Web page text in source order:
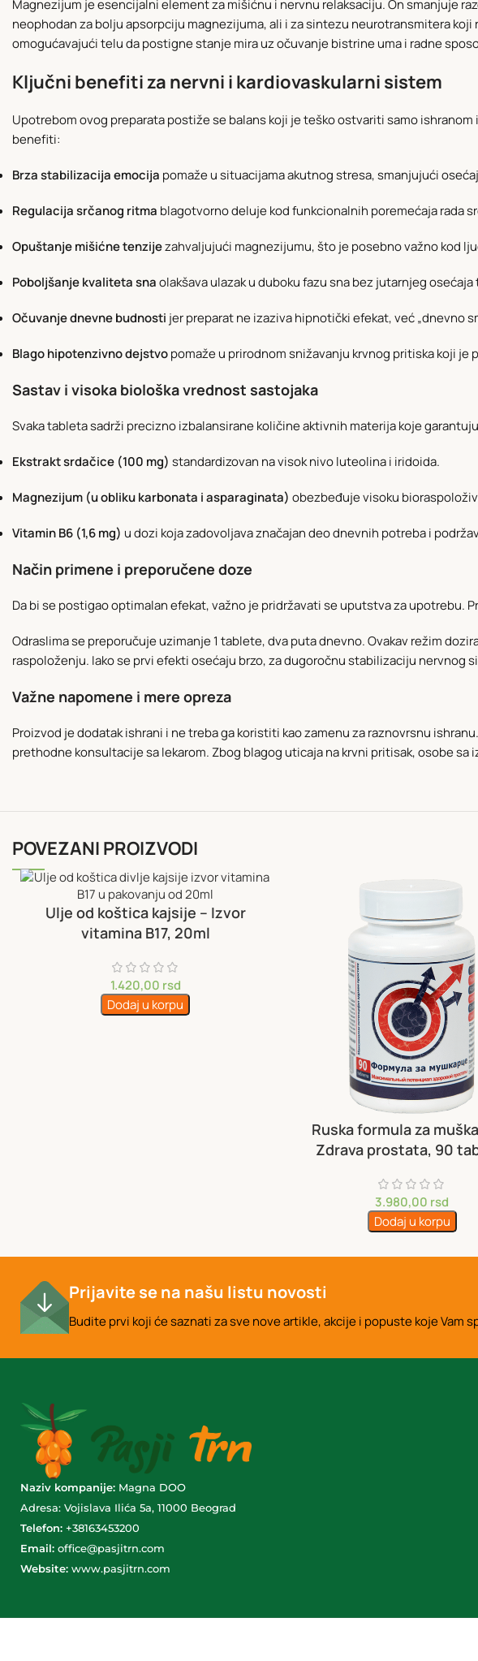
Magnezijum je esencijalni element za mišićnu i nervnu relaksaciju. On smanjuje
neophodan za bolju apsorpciju magnezijuma, ali i za sintezu neurotransmitera
omogućavajući telu da postigne stanje mira uz očuvanje bistrine uma i radne
Ključni benefiti za nervni i kardiovaskularni sistem
Upotrebom ovog preparata postiže se balans koji je teško ostvariti samo
benefiti:
Brza stabilizacija emocija pomaže u situacijama akutnog stresa, smanjujući
Regulacija srčanog ritma blagotvorno deluje kod funkcionalnih poremećaja rada
Opuštanje mišićne tenzijezahvaljujući magnezijumu, što je posebno važno kod
Poboljšanje kvaliteta snaolakšava ulazak u duboku fazu sna bez jutarnjeg
Očuvanje dnevne budnosti jer preparat ne izaziva hipnotički efekat, već „dnevno
Blago hipotenzivno dejstvopomaže u prirodnom snižavanju krvnog pritiska koji je
Sastav i visoka biološka vrednost sastojaka
Svaka tableta sadrži precizno izbalansirane količine aktivnih materija koje
Ekstrakt srdačice (100 mg) standardizovan na visok nivo luteolina i iridoida.
Magnezijum (u obliku karbonata i asparaginata) obezbeđuje visoku
Vitamin B6 (1,6 mg) u dozi koja zadovoljava značajan deo dnevnih potreba i
Način primene i preporučene doze
Da bi se postigao optimalan efekat, važno je pridržavati se uputstva za upotrebu.
Odraslima se preporučuje uzimanje 1 tablete, dva puta dnevno. Ovakav režim
raspoloženju. Iako se prvi efekti osećaju brzo, za dugoročnu stabilizaciju
Važne napomene i mere opreza
Proizvod je dodatak ishrani i ne treba ga koristiti kao zamenu za raznovrsnu
prethodne konsultacije sa lekarom. Zbog blagog uticaja na krvni pritisak, osobe
POVEZANI PROIZVODI
Ulje od koštica kajsije – Izvor
vitamina B17, 20ml
1.420,00 rsd
Dodaj u korpu
Ruska formula za
Zdrava prostata, 90
3.980,00 rsd
Dodaj u korpu
Prijavite se na našu listu novosti
Budite prvi koji će saznati za sve nove artikle, akcije i popuste koje Vam
Naziv kompanije: Magna DOO
Adresa: Vojislava Ilića 5a, 11000 Beograd
Telefon: +38163453200
Email: office@pasjitrn.com
Website: www.pasjitrn.com